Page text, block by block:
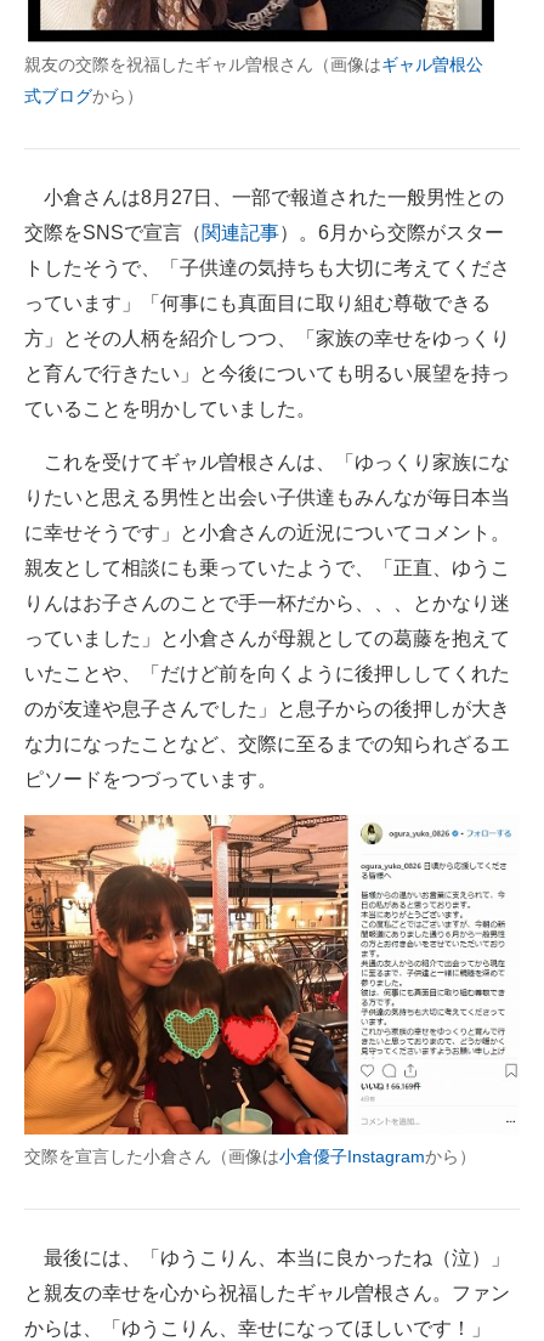
ITエンジニア向け専門サイト
企業向けIT製品の総合サイト
IT製品の技術・比較・事例
製造業のIT導入・活用を支援
エレクトロニクス専門サイト
エネルギーの専門メディア
建設×テクノロジーの最前線
ちょっと気になるネットの話題
親友の交際を祝福したギャル曽根さん（画像はギャル曽根公
式ブログから）
小倉さんは8月27日、一部で報道された一般男性との
交際をSNSで宣言（関連記事）。6月から交際がスター
トしたそうで、「子供達の気持ちも大切に考えてくださ
っています」「何事にも真面目に取り組む尊敬できる
方」とその人柄を紹介しつつ、「家族の幸せをゆっくり
と育んで行きたい」と今後についても明るい展望を持っ
ていることを明かしていました。
これを受けてギャル曽根さんは、「ゆっくり家族にな
りたいと思える男性と出会い子供達もみんなが毎日本当
に幸せそうです」と小倉さんの近況についてコメント。
親友として相談にも乗っていたようで、「正直、ゆうこ
りんはお子さんのことで手一杯だから、、、とかなり迷
っていました」と小倉さんが母親としての葛藤を抱えて
いたことや、「だけど前を向くように後押ししてくれた
のが友達や息子さんでした」と息子からの後押しが大き
な力になったことなど、交際に至るまでの知られざるエ
ピソードをつづっています。
交際を宣言した小倉さん（画像は小倉優子Instagramから）
最後には、「ゆうこりん、本当に良かったね（泣）」
と親友の幸せを心から祝福したギャル曽根さん。ファン
からは、「ゆうこりん、幸せになってほしいです！」